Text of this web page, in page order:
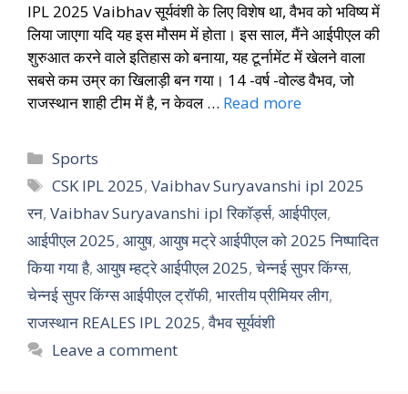
IPL 2025 Vaibhav सूर्यवंशी के लिए विशेष था, वैभव को भविष्य में
लिया जाएगा यदि यह इस मौसम में होता। इस साल, मैंने आईपीएल की
शुरुआत करने वाले इतिहास को बनाया, यह टूर्नामेंट में खेलने वाला
सबसे कम उम्र का खिलाड़ी बन गया। 14 -वर्ष -वोल्ड वैभव, जो
राजस्थान शाही टीम में है, न केवल … Read more
Sports
CSK IPL 2025,Vaibhav Suryavanshi ipl 2025
रन, Vaibhav Suryavanshi ipl रिकॉर्ड्स, आईपीएल,
आईपीएल 2025, आयुष, आयुष मट्रे आईपीएल को 2025 निष्पादित
किया गया है, आयुष म्हट्रे आईपीएल 2025,चेन्नई सुपर किंग्स,
चेन्नई सुपर किंग्स आईपीएल ट्रॉफी, भारतीय प्रीमियर लीग,
राजस्थान REALES IPL 2025,वैभव सूर्यवंशी
Leave a comment